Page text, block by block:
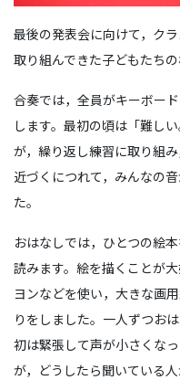
最後の発表会に向けて，ク
取り組んできた子どもたちの
合奏では，全員がキーボー
します。最初の頃は「難し
が，繰り返し練習に取り組
近づくにつれて，みんなの
た。
おはなしでは，ひとつの絵
読みます。絵を描くことが
ヨンなどを使い，大きな画
りをしました。一人ずつお
初は緊張して声が小さくな
が，どうしたら聞いている